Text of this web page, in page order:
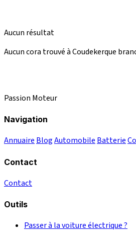
Aucun résultat
Aucun cora trouvé à Coudekerque
Passion Moteur
Navigation
Annuaire BlogAutomobile Batterie
Contact
Contact
Outils
Passer à la voiture électrique ?